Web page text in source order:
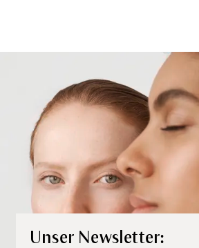
Unser Newsletter: